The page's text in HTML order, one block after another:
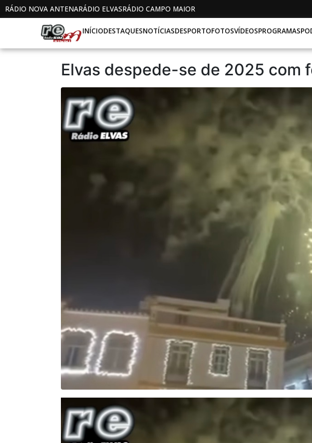
RÁDIO NOVA ANTENARÁDIO ELVASRÁDIO CAMPO MAIOR
INÍCIODESTAQUESNOTÍCIASDESPORTOFOTOSVÍDEOSPROGRAMAS
Elvas despede-se de 2025